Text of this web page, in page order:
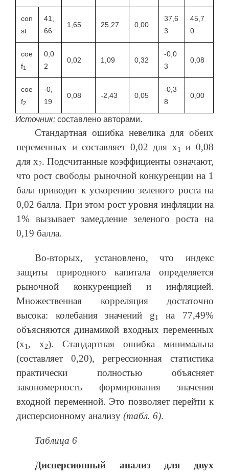
con
st
41,
66
1,65 25,27 0,00
37,6
3
45,7
0
coe
f1
0,0
2
0,02 1,09 0,32
-0,0
3
0,08
coe
f2
-0,
19
0,08 -2,43 0,05
-0,3
8
0,00
Источник: составлено авторами.
Стандартная ошибка невелика для обеих
переменных и составляет 0,02 для x1
и 0,08
для x2. Подсчитанные коэффициенты означают,
что рост свободы рыночной конкуренции на 1
балл приводит к ускорению зеленого роста на
0,02 балла. При этом рост уровня инфляции на
1% вызывает замедление зеленого роста на
0,19 балла.
Во-вторых, установлено, что индекс
защиты природного капитала определяется
рыночной конкуренцией и инфляцией.
Множественная корреляция достаточно
высока: колебания значений g1
на 77,49%
объясняются динамикой входных переменных
(x1, x2). Стандартная ошибка минимальна
(составляет 0,20), регрессионная статистика
практически полностью объясняет
закономерность формирования значения
входной переменной. Это позволяет перейти к
дисперсионному анализу (табл. 6).
Таблица 6
Дисперсионный анализ для двух